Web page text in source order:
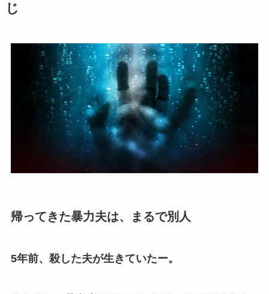
じ
帰ってきた暴力夫は、まるで別人
5年前、殺した夫が生きていたー。